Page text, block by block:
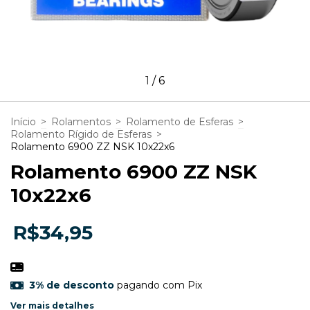
1 /6
Início > Rolamentos > Rolamento de Esferas >
Rolamento Rígido de Esferas >
Rolamento 6900 ZZ NSK 10x22x6
Rolamento 6900 ZZ NSK
10x22x6
R$34,95
3% de descontopagando com Pix
Ver mais detalhes